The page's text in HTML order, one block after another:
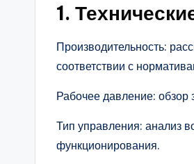
1.
Производительность:
соответствии с
Рабочее давление: обзор
Тип управления: анализ
функционирования.